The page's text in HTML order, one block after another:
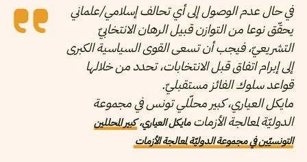
في حال عدم الوصول إلى أي تحالف إسلامي/علماني
يحقّق نوعا من التوازن قبيل الرهان الانتخابيّ
التشريعيّ، فيجب أن تسعى القوى السياسية الكبرى
إلى إبرام اتفاق قبل الانتخابات، تحدد من خلالها
قواعد سلوك الفائز مستقبليّ.
مايكل العياري، كبير محلّلي تونس في مجموعة
الدوليّة لمعالجة الأزماتمايكل العياري،كبير المحللين
التونسيّين في مجموعة الدوليّة لمعالجة الأزمات